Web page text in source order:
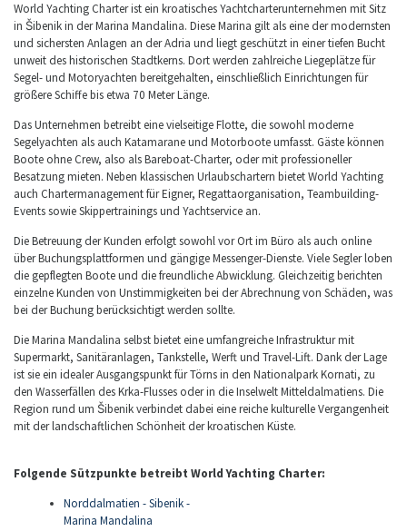
World Yachting Charter ist ein kroatisches Yachtcharterunternehmen mit Sitz
in Šibenik in der Marina Mandalina. Diese Marina gilt als eine der modernsten
und sichersten Anlagen an der Adria und liegt geschützt in einer tiefen Bucht
unweit des historischen Stadtkerns. Dort werden zahlreiche Liegeplätze für
Segel- und Motoryachten bereitgehalten, einschließlich Einrichtungen für
größere Schiffe bis etwa 70 Meter Länge.
Das Unternehmen betreibt eine vielseitige Flotte, die sowohl moderne
Segelyachten als auch Katamarane und Motorboote umfasst. Gäste können
Boote ohne Crew, also als Bareboat-Charter, oder mit professioneller
Besatzung mieten. Neben klassischen Urlaubschartern bietet World Yachting
auch Chartermanagement für Eigner, Regattaorganisation, Teambuilding-
Events sowie Skippertrainings und Yachtservice an.
Die Betreuung der Kunden erfolgt sowohl vor Ort im Büro als auch online
über Buchungsplattformen und gängige Messenger-Dienste. Viele Segler loben
die gepflegten Boote und die freundliche Abwicklung. Gleichzeitig berichten
einzelne Kunden von Unstimmigkeiten bei der Abrechnung von Schäden, was
bei der Buchung berücksichtigt werden sollte.
Die Marina Mandalina selbst bietet eine umfangreiche Infrastruktur mit
Supermarkt, Sanitäranlagen, Tankstelle, Werft und Travel-Lift. Dank der Lage
ist sie ein idealer Ausgangspunkt für Törns in den Nationalpark Kornati, zu
den Wasserfällen des Krka-Flusses oder in die Inselwelt Mitteldalmatiens. Die
Region rund um Šibenik verbindet dabei eine reiche kulturelle Vergangenheit
mit der landschaftlichen Schönheit der kroatischen Küste.
Folgende Sützpunkte betreibt World Yachting Charter:
Norddalmatien - Sibenik -
Marina Mandalina